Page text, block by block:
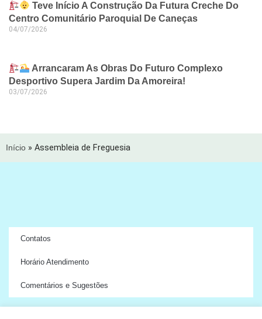
Teve Início A Construção Da Futura Creche Do
Centro Comunitário Paroquial De Caneças
04/07/2026
Arrancaram As Obras Do Futuro Complexo
Desportivo Supera Jardim Da Amoreira!
03/07/2026
Início » Assembleia de Freguesia
Contatos
Horário Atendimento
Comentários e Sugestões